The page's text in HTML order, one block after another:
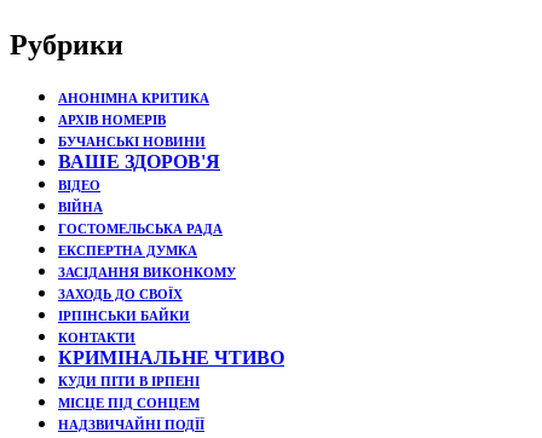
Рубрики
АНОНІМНА КРИТИКА
АРХІВ НОМЕРІВ
БУЧАНСЬКІ НОВИНИ
ВАШЕ ЗДОРОВ'Я
ВІДЕО
ВІЙНА
ГОСТОМЕЛЬСЬКА РАДА
ЕКСПЕРТНА ДУМКА
ЗАСІДАННЯ ВИКОНКОМУ
ЗАХОДЬ ДО СВОЇХ
ІРПІНСЬКИ БАЙКИ
КОНТАКТИ
КРИМІНАЛЬНЕ ЧТИВО
КУДИ ПІТИ В ІРПЕНІ
МІСЦЕ ПІД СОНЦЕМ
НАДЗВИЧАЙНІ ПОДЇЇ